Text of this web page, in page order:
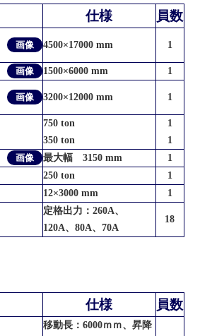
仕様 員数
画像 4500×17000 mm 1
画像 1500×6000 mm
1
画像 3200×12000 mm 1
750 ton
350 ton
1
1
画像 最大幅 3150 mm
1
250 ton
1
12×3000 mm 1
定格出力：260A、
120A、80A、70A
18
仕様 員数
移動長：6000ｍｍ、昇降